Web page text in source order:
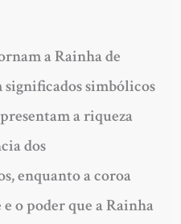
a Rainha de
significados simbólicos
a riqueza
dos
enquanto a coroa
o poder que a Rainha